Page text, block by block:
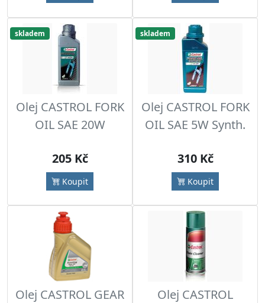
skladem
Olej CASTROL FORK
OIL SAE 20W
205 Kč
Koupit
skladem
Olej CASTROL FORK
OIL SAE 5W Synth.
310 Kč
Koupit
Olej CASTROL GEAR
Olej CASTROL